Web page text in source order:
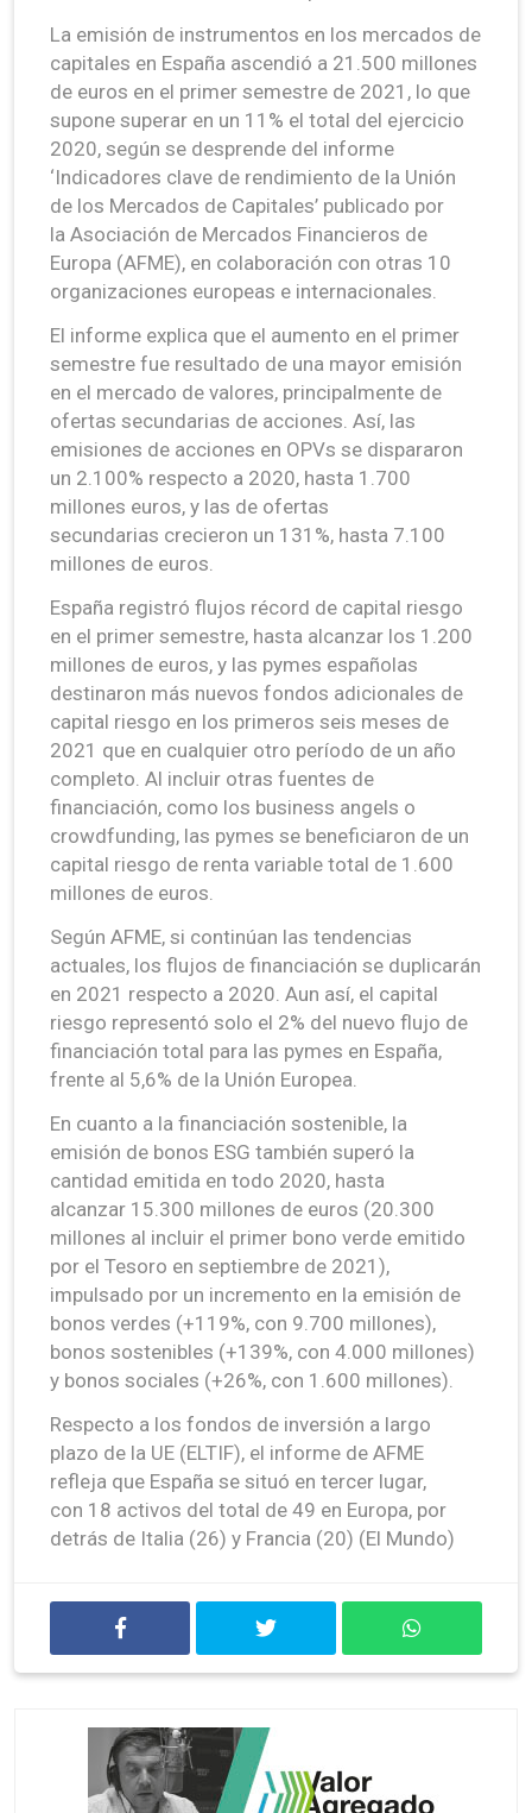
La emisión de instrumentos en los mercados de
capitales en España ascendió a 21.500 millones
de euros en el primer semestre de 2021, lo que
supone superar en un 11% el total del ejercicio
2020, según se desprende del informe
‘Indicadores clave de rendimiento de la Unión
de los Mercados de Capitales’ publicado por
la Asociación de Mercados Financieros de
Europa (AFME), en colaboración con otras 10
organizaciones europeas e internacionales.
El informe explica que el aumento en el primer
semestre fue resultado de una mayor emisión
en el mercado de valores, principalmente de
ofertas secundarias de acciones. Así, las
emisiones de acciones en OPVs se dispararon
un 2.100% respecto a 2020, hasta 1.700
millones euros, y las de ofertas
secundarias crecieron un 131%, hasta 7.100
millones de euros.
España registró flujos récord de capital riesgo
en el primer semestre, hasta alcanzar los 1.200
millones de euros, y las pymes españolas
destinaron más nuevos fondos adicionales de
capital riesgo en los primeros seis meses de
2021 que en cualquier otro período de un año
completo. Al incluir otras fuentes de
financiación, como los business angels o
crowdfunding, las pymes se beneficiaron de un
capital riesgo de renta variable total de 1.600
millones de euros.
Según AFME, si continúan las tendencias
actuales, los flujos de financiación se duplicarán
en 2021 respecto a 2020. Aun así, el capital
riesgo representó solo el 2% del nuevo flujo de
financiación total para las pymes en España,
frente al 5,6% de la Unión Europea.
En cuanto a la financiación sostenible, la
emisión de bonos ESG también superó la
cantidad emitida en todo 2020, hasta
alcanzar 15.300 millones de euros (20.300
millones al incluir el primer bono verde emitido
por el Tesoro en septiembre de 2021),
impulsado por un incremento en la emisión de
bonos verdes (+119%, con 9.700 millones),
bonos sostenibles (+139%, con 4.000 millones)
y bonos sociales (+26%, con 1.600 millones).
Respecto a los fondos de inversión a largo
plazo de la UE (ELTIF), el informe de AFME
refleja que España se situó en tercer lugar,
con 18 activos del total de 49 en Europa, por
detrás de Italia (26) y Francia (20) (El Mundo)